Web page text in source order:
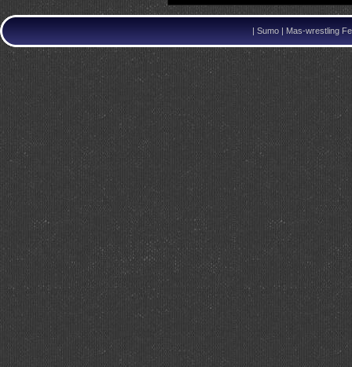
| Sumo | Mas-wrestling